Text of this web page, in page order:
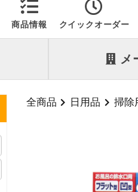
商品情報 クイックオーダー
メ
全商品 日用品 掃除